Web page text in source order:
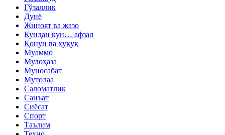
Гўзаллик
Дунё
Жиноят ва жазо
Кундан кун… афзал
Қонун ва ҳуқуқ
Муаммо
Мулоҳаза
Муносабат
Мутолаа
Саломатлик
Санъат
Сиёсат
Спорт
Таълим